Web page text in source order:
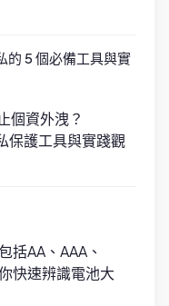
的 5 個必備工具與實
個資外洩？
保護工具與實踐觀
括AA、AAA、
快速辨識電池大